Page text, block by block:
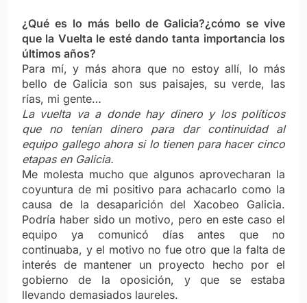
¿Qué es lo más bello de Galicia?¿cómo se vive
que la Vuelta le esté dando tanta importancia los
últimos años?
Para mí, y más ahora que no estoy allí, lo más
bello de Galicia son sus paisajes, su verde, las
rías, mi gente…
La vuelta va a donde hay dinero y los políticos
que no tenían dinero para dar continuidad al
equipo gallego ahora si lo tienen para hacer cinco
etapas en Galicia.
Me molesta mucho que algunos aprovecharan la
coyuntura de mi positivo para achacarlo como la
causa de la desaparición del Xacobeo Galicia.
Podría haber sido un motivo, pero en este caso el
equipo ya comunicó días antes que no
continuaba, y el motivo no fue otro que la falta de
interés de mantener un proyecto hecho por el
gobierno de la oposición, y que se estaba
llevando demasiados laureles.